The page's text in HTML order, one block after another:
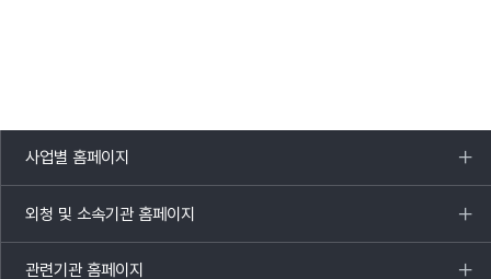
사업별 홈페이지
목록
열기
외청 및 소속기관 홈페이지
목록
열기
관련기관 홈페이지